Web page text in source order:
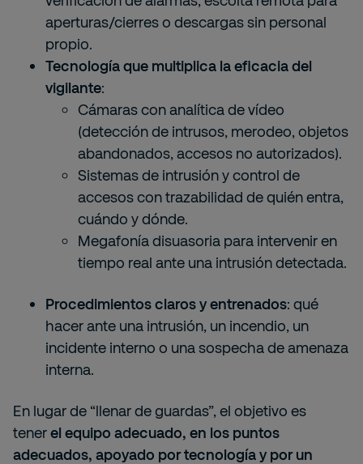
aperturas/cierres o descargas sin personal
propio.
Tecnología que multiplica la eficacia del
vigilante:
Cámaras con analítica de vídeo
(detección de intrusos, merodeo, objetos
abandonados, accesos no autorizados).
Sistemas de intrusión y control de
accesos con trazabilidad de quién entra,
cuándo y dónde.
Megafonía disuasoria para intervenir en
tiempo real ante una intrusión detectada.
Procedimientos claros y entrenados: qué
hacer ante una intrusión, un incendio, un
incidente interno o una sospecha de amenaza
interna.
En lugar de “llenar de guardas”, el objetivo es
tenerel equipo adecuado, en los puntos
adecuados, apoyado por tecnología y por un